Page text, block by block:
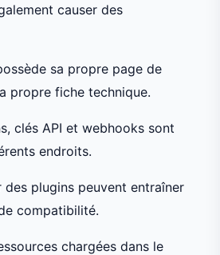
causer des
sa propre page de
propre fiche technique.
clés API et webhooks sont
endroits.
des plugins peuvent entraîner
compatibilité.
chargées dans le